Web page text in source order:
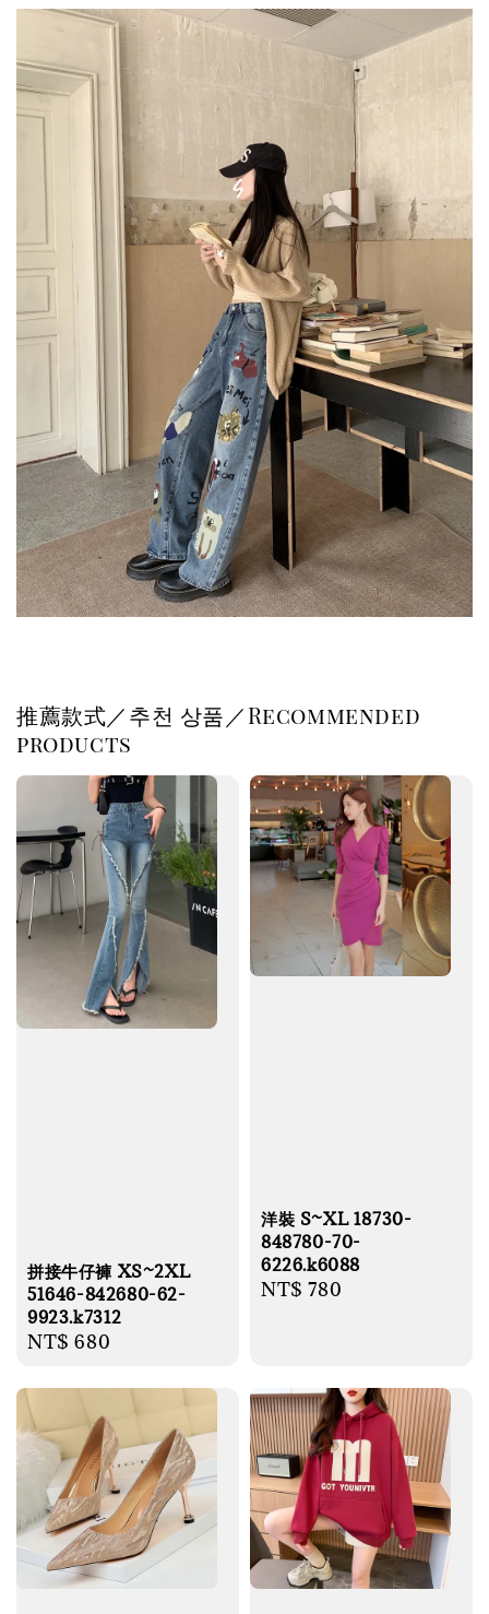
推薦款式／추천 상품／Recommended
products
拼接牛仔褲 XS~2XL
51646-842680-62-
9923.k7312
Regular
NT$ 680
洋裝 S~XL 18730-
848780-70-
6226.k6088
Regular
NT$ 780